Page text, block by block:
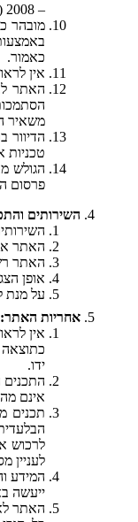
– 2008 (
מובהר
כאמור.
אין
האתר
משאיר
הדיוור
טכניות
הגולש
פרסום
השירותים
האתר
האתר
אופן
על מנת
אחריות האתר:
אין
כתוצאה
ידו.
התכנים
אינם
תכנים
לרכוש
לעניין
המידע
ייעשה
האתר